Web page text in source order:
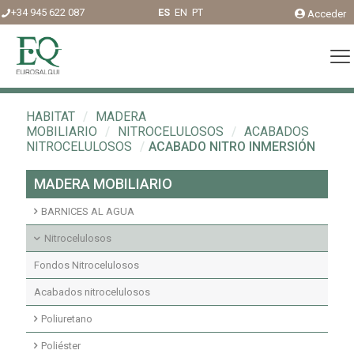
+34 945 622 087 ES EN PT Acceder
HABITAT /
MADERA
MOBILIARIO
/ NITROCELULOSOS / ACABADOS
NITROCELULOSOS
/ ACABADO NITRO INMERSIÓN
MADERA MOBILIARIO
BARNICES AL AGUA
Acabados agua interior
Fondos agua interior
Nitrocelulosos
Fondos Nitrocelulosos
Acabados nitrocelulosos
Poliuretano
Imprimaciones y fondos transparentes poliuretano
Poliéster